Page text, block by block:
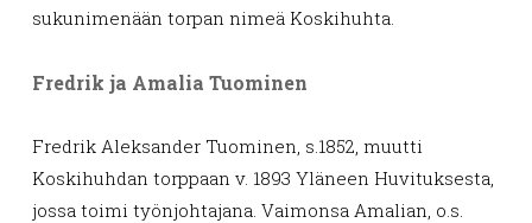
sukunimenään torpan nimeä Koskihuhta.
Fredrik ja Amalia Tuominen
Fredrik Aleksander Tuominen, s.1852, muutti
Koskihuhdan torppaan v. 1893 Yläneen Huvituksesta,
jossa toimi työnjohtajana. Vaimonsa Amalian, o.s.